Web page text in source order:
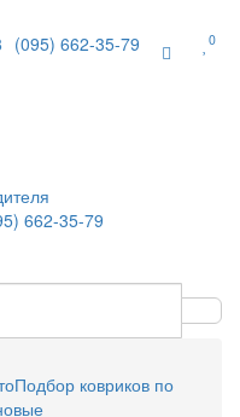
(095) 662-35-79 0
662-35-79
Подбор ковриков по